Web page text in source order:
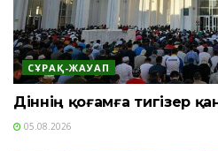
СҰРАҚ-ЖАУАП
Діннің қоғамға тигізер
05.08.2026